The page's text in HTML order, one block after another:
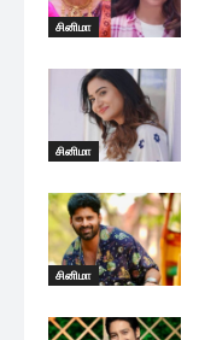
சினிமா
சினிமா
சினிமா